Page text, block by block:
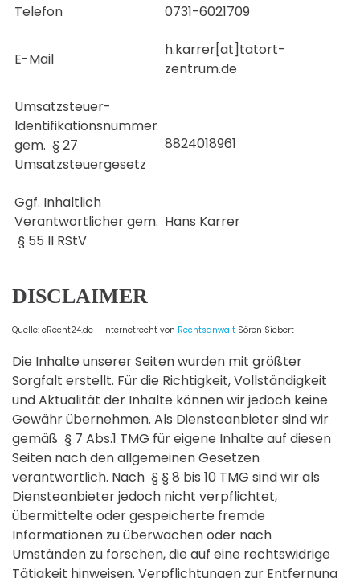
Telefon 0731-6021709
E-Mail
h.karrer[at]tatort-
zentrum.de
Umsatzsteuer-
Identifikationsnummer
gem. § 27
Umsatzsteuergesetz
8824018961
Ggf. Inhaltlich
Verantwortlicher gem.
§ 55 II RStV
Hans Karrer
DISCLAIMER
Quelle: eRecht24.de - Internetrecht von Rechtsanwalt Sören Siebert
Die Inhalte unserer Seiten wurden mit größter
Sorgfalt erstellt. Für die Richtigkeit, Vollständigkeit
und Aktualität der Inhalte können wir jedoch keine
Gewähr übernehmen. Als Diensteanbieter sind wir
gemäß § 7 Abs.1 TMG für eigene Inhalte auf diesen
Seiten nach den allgemeinen Gesetzen
verantwortlich. Nach § § 8 bis 10 TMG sind wir als
Diensteanbieter jedoch nicht verpflichtet,
übermittelte oder gespeicherte fremde
Informationen zu überwachen oder nach
Umständen zu forschen, die auf eine rechtswidrige
Tätigkeit hinweisen. Verpflichtungen zur Entfernung